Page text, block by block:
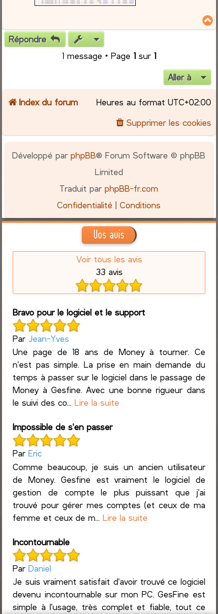
Répondre
1 message • Page 1 sur 1
Aller à
Index du forum Heures au format UTC+02:00
Supprimer les cookies
Développé parphpBB® Forum Software © phpBB
Limited
Traduit parphpBB-fr.com
Confidentialité |Conditions
Vos avis
Voir tous les avis
33 avis
Bravo pour le logiciel et le support
Par Jean-Yves
Une page de 18 ans de Money à tourner. Ce
n'est pas simple. La prise en main demande du
temps à passer sur le logiciel dans le passage de
Money à Gesfine. Avec une bonne rigueur dans
le suivi des co...Lire la suite
Impossible de s'en passer
ParEric
Comme beaucoup, je suis un ancien utilisateur
de Money. Gesfine est vraiment le logiciel de
gestion de compte le plus puissant que j'ai
trouvé pour gérer mes comptes (et ceux de ma
femme et ceux de m...Lire la suite
Incontournable
ParDaniel
Je suis vraiment satisfait d'avoir trouvé ce logiciel
devenu incontournable sur mon PC. GesFine est
simple à l'usage, très complet et fiable, tout ce